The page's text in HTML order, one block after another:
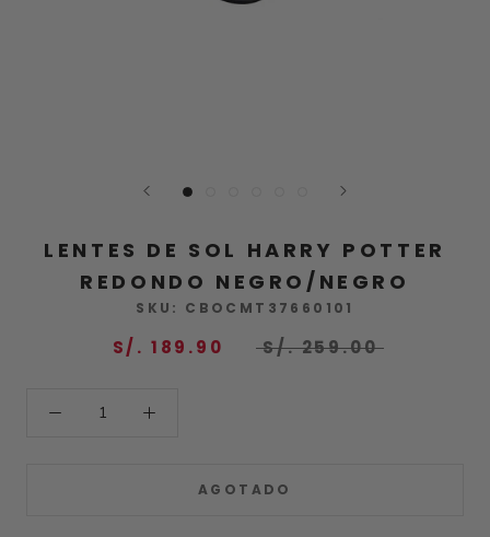
LENTES DE SOL HARRY POTTER
REDONDO NEGRO/NEGRO
SKU: CBOCMT37660101
S/. 189.90 S/. 259.00
AGOTADO